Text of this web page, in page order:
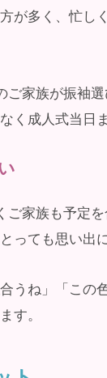
が多く、忙し
家族が振袖
成人式当日
家族も予定
っても思い出
うね」「この
す。